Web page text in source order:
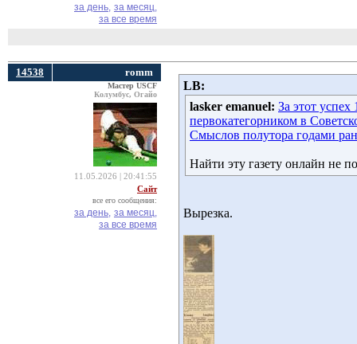
за день, за месяц,
за все время
14538 romm
Мастер USCF
Колумбус, Огайо
11.05.2026 | 20:41:55
Сайт
все его сообщения:
за день, за месяц,
за все время
LB:
lasker emanuel: За этот
первокатегорником в
Смыслов полутора годами
Найти эту газету онлайн не
Вырезка.